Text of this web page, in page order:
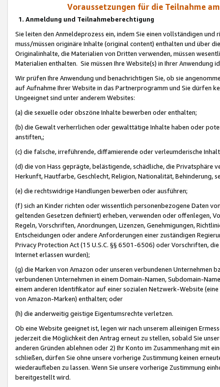
Voraussetzungen für die Teilnahme
1. Anmeldung und Teilnahmeberechtigung
Sie leiten den Anmeldeprozess ein, indem Sie einen vollständigen
muss/müssen originäre Inhalte (original content) enthalten und über
Originalinhalte, die Materialien von Dritten verwenden, müssen
Materialien enthalten. Sie müssen Ihre Website(s) in Ihrer Anwendung
Wir prüfen Ihre Anwendung und benachrichtigen Sie, ob sie
auf Aufnahme Ihrer Website in das Partnerprogramm und Sie dürfen
Ungeeignet sind unter anderem Websites:
(a) die sexuelle oder obszöne Inhalte bewerben oder enthalten;
(b) die Gewalt verherrlichen oder gewalttätige Inhalte haben oder
anstiften,;
(c) die falsche, irreführende, diffamierende oder verleumderische
(d) die von Hass geprägte, belästigende, schädliche, die Privatsphäre
Herkunft, Hautfarbe, Geschlecht, Religion, Nationalität, Behinderung,
(e) die rechtswidrige Handlungen bewerben oder ausführen;
(f) sich an Kinder richten oder wissentlich personenbezogene Daten
geltenden Gesetzen definiert) erheben, verwenden oder offenlegen,
Regeln, Vorschriften, Anordnungen, Lizenzen, Genehmigungen,
Entscheidungen oder andere Anforderungen einer zuständigen
Privacy Protection Act (15 U.S.C. §§ 6501-6506) oder Vorschriften,
Internet erlassen wurden);
(g) die Marken von Amazon oder unseren verbundenen Unternehmen
verbundenen Unternehmen in einem Domain-Namen, Subdomain-
einem anderen Identifikator auf einer sozialen Netzwerk-Website
von Amazon-Marken) enthalten; oder
(h) die anderweitig geistige Eigentumsrechte verletzen.
Ob eine Website geeignet ist, legen wir nach unserem alleinigen
jederzeit die Möglichkeit den Antrag erneut zu stellen, sobald Sie
anderen Gründen ablehnen oder 2) Ihr Konto im Zusammenhang mit
schließen, dürfen Sie ohne unsere vorherige Zustimmung keinen
wiederaufleben zu lassen. Wenn Sie unsere vorherige Zustimmung
bereitgestellt wird.